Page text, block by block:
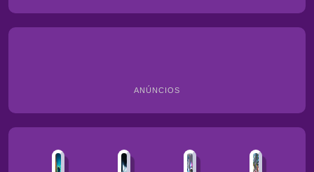
ANÚNCIOS